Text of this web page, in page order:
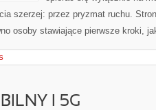
szerzej: przez pryzmat ruchu.
osoby stawiające pierwsze kroki,
I 5G